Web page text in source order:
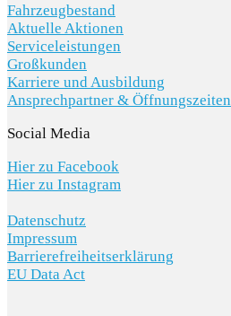
Fahrzeugbestand
Aktuelle Aktionen
Serviceleistungen
Großkunden
Karriere und Ausbildung
Ansprechpartner & Öffnungszeiten
Social Media
Hier zu Facebook
Hier zu Instagram
Datenschutz
Impressum
Barrierefreiheitserklärung
EU Data Act